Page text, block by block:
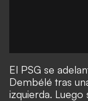
El PSG se
Dembélé tras
izquierda.